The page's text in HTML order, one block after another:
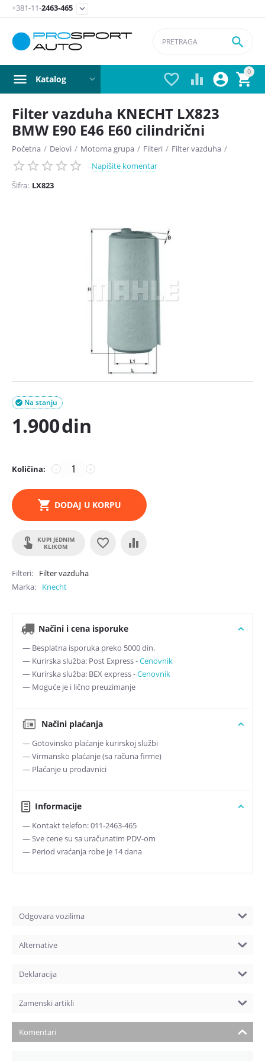
+381-11-2463-465 
0


 

Katalog
Filter vazduha KNECHT LX823
BMW E90 E46 E60 cilindrični
Početna / Delovi / Motorna grupa / Filteri / Filter vazduha /
Napišite komentar
Šifra: LX823
Na stanju

1.900din
Količina: +
−
DODAJ U KORPU
KUPI JEDNIM
KLIKOM
Filteri
Filter vazduha
Marka
Knecht
Načini i cena isporuke
— Besplatna isporuka preko 5000 din.
— Kurirska služba: Post Express -Cenovnik
— Kurirska služba: BEX express -Cenovnik
— Moguće je i lično preuzimanje
Načini plaćanja
— Gotovinsko plaćanje kurirskoj službi
— Virmansko plaćanje (sa računa firme)
— Plaćanje u prodavnici
Informacije
— Kontakt telefon: 011-2463-465
— Sve cene su sa uračunatim PDV-om
— Period vraćanja robe je 14 dana
Odgovara vozilima
Alternative
Deklaracija
Zamenski artikli
Komentari